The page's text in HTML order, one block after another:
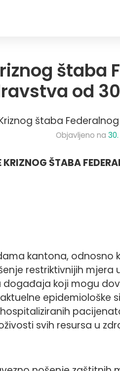
od
štaba
Objavljeno na
KRIZNOG ŠTABA
kantona,
restriktivnijih mjera
događaja koji mogu
epidemiološke
svih resursa u